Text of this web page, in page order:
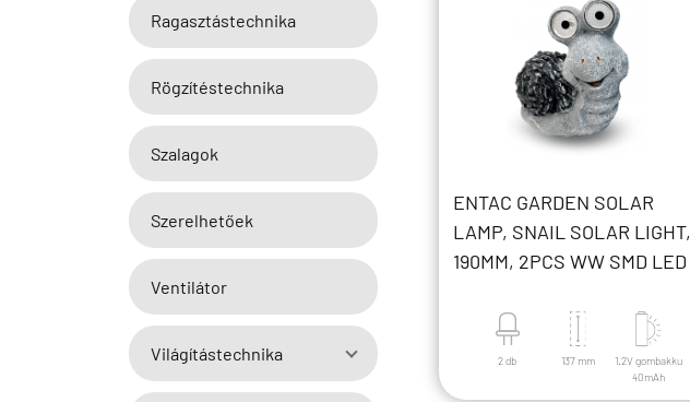
Ragasztástechnika
Rögzítéstechnika
Szalagok
Szerelhetőek
Ventilátor
Világítástechnika
ENTAC GARDEN SOLAR
LAMP, SNAIL SOLAR LIGHT,
190MM, 2PCS WW SMD LED
2 db 137 mm
1.2V gombakku
40mAh